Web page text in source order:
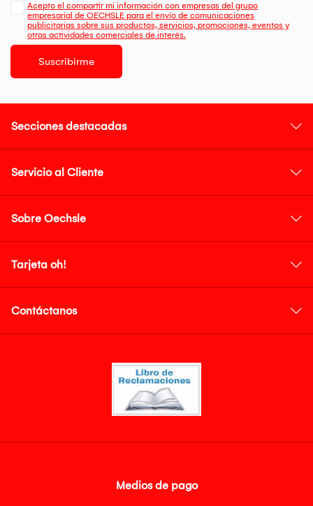
Acepto el compartir mi información con empresas del grupo
empresarial de OECHSLE para el envío de comunicaciones
publicitarias sobre sus productos, servicios, promociones, eventos y
otras actividades comerciales de interés.
Suscribirme
Secciones destacadas
Servicio al Cliente
Sobre Oechsle
Tarjeta oh!
Contáctanos
Medios de pago